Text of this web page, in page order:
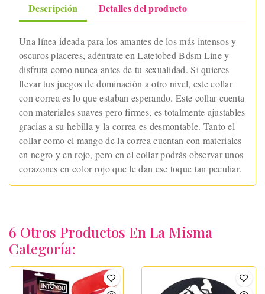
Descripción Detalles del producto
Una línea ideada para los amantes de los más intensos y
oscuros placeres, adéntrate en Latetobed Bdsm Line y
disfruta como nunca antes de tu sexualidad. Si quieres
llevar tus juegos de dominación a otro nivel, este collar
con correa es lo que estaban esperando. Este collar cuenta
con materiales suaves pero firmes, es totalmente ajustables
gracias a su hebilla y la correa es desmontable. Tanto el
collar como el mango de la correa cuentan con materiales
en negro y en rojo, pero en el collar podrás observar unos
corazones en color rojo que le dan ese toque tan peculiar.
6 Otros Productos En La Misma
Categoría: